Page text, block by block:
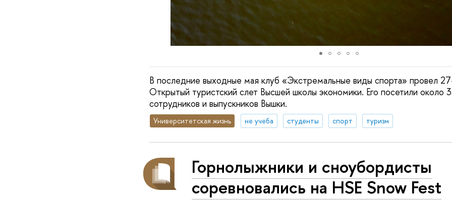
В последние выходные мая клуб «Экстремальные виды спорта» провел
Открытый туристский слет Высшей школы экономики. Его посетили около
сотрудников и выпускников Вышки.
Университетская жизнь не учеба студенты спорт туризм
Горнолыжники и сноубордисты
соревновались на HSE Snow Fest